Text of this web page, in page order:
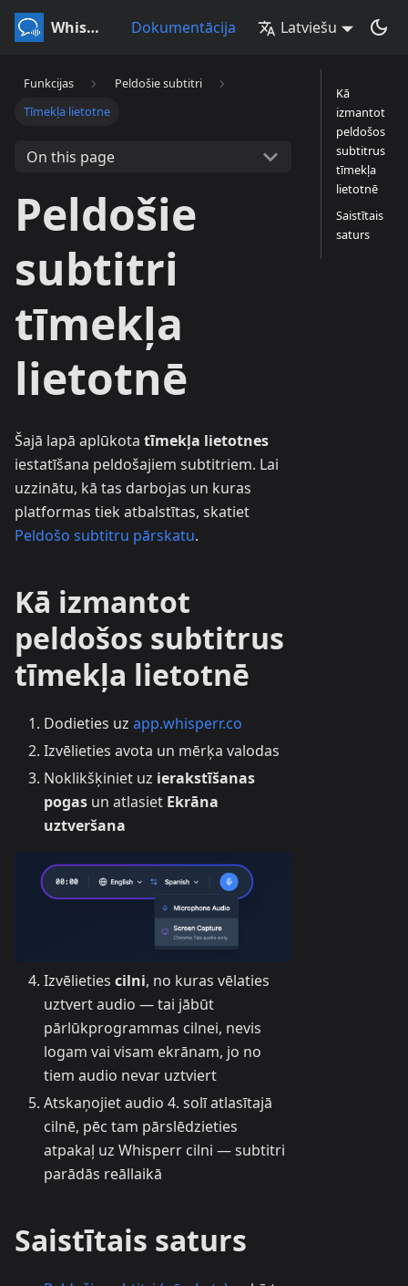
Whisperr Dokumentācija Latviešu
Funkcijas
Peldošie subtitri
Tīmekļa lietotne
On this page
Peldošie
subtitri
tīmekļa
lietotnē
Šajā lapā aplūkota tīmekļa lietotnes
iestatīšana peldošajiem subtitriem. Lai
uzzinātu, kā tas darbojas un kuras
platformas tiek atbalstītas, skatiet
Peldošo subtitru pārskatu.
Kā izmantot
peldošos subtitrus
tīmekļa lietotnē
Dodieties uz app.whisperr.co
Izvēlieties avota un mērķa valodas
Noklikšķiniet uz ierakstīšanas
pogas un atlasiet Ekrāna
uztveršana
Izvēlieties cilni, no kuras vēlaties
uztvert audio — tai jābūt
pārlūkprogrammas cilnei, nevis
logam vai visam ekrānam, jo no
tiem audio nevar uztviert
Atskaņojiet audio 4. solī atlasītajā
cilnē, pēc tam pārslēdzieties
atpakaļ uz Whisperr cilni — subtitri
parādās reāllaikā
Saistītais saturs
Kā
izmantot
peldošos
subtitrus
tīmekļa
lietotnē
Saistītais
saturs